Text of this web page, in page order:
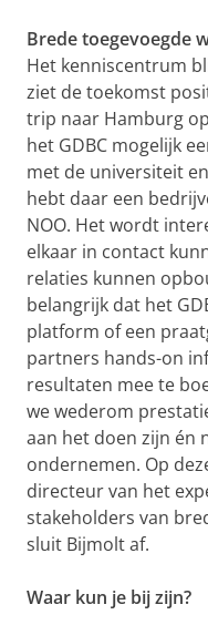
Brede toegevoegde
Het kenniscentrum
ziet de toekomst
trip naar Hamburg
het GDBC mogelijk
met de universiteit
hebt daar een
NOO. Het wordt
elkaar in contact
relaties kunnen
belangrijk dat het
platform of een
partners hands-on
resultaten mee te
we wederom
aan het doen zijn én
ondernemen. Op
directeur van het
stakeholders van
sluit Bijmolt af.
Waar kun je bij zijn?